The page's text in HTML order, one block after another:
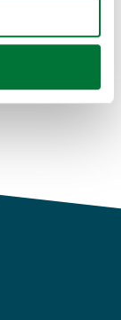
(huellas
procesan sus
web con
y análisis